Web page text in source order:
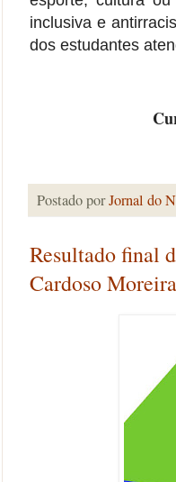
inclusiva e
dos estudantes
Postado porJornal do
Resultado final
Cardoso Moreira